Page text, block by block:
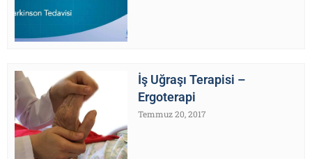
İş Uğraşı Terapisi –
Ergoterapi
Temmuz 20, 2017